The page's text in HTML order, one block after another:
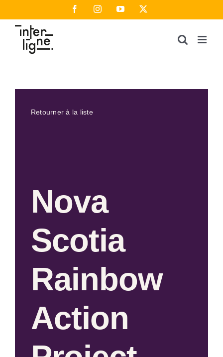
au
contenu
FacebookInstagramYouTube
Retourner à la liste
Nova
Scotia
Rainbow
Action